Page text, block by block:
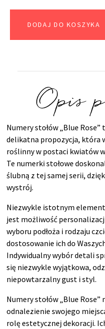
DODAJ DO KOSZYKA
Opis
Numery stołów „Blue
delikatna propozycja, która
roślinny w postaci kwiatów
Te numerki stołowe
ślubną z tej samej serii,
wystrój.
Niezwykle istotnym
jest możliwość
wyboru podłoża i rodzaju
dostosowanie ich do
Indywidualny wybór detali
się niezwykle wyjątkowa,
niepowtarzalny gust i styl.
Numery stołów „Blue
odnalezienie swojego
rolę estetycznej dekoracji.